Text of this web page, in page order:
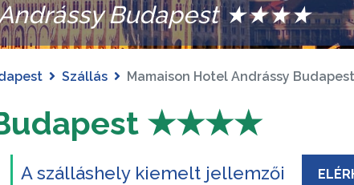
Budapest ★★★★
Szállás Mamaison Hotel Andrássy
Budapest ★★★★
A szálláshely kiemelt jellemzői